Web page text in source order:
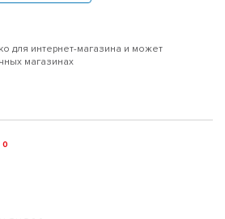
для интернет-магазина и может
магазинах